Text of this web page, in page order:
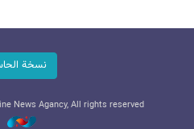
نسخة
News Agancy, All rights reserved.